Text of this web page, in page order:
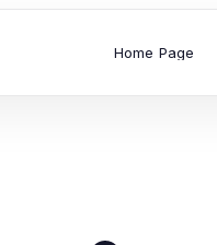
Home Page